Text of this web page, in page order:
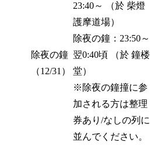
除夜の鐘
（12/31）
23:40～ （於 柴燈
護摩道場）
除夜の鐘：23:50～
翌0:40頃 （於 鐘楼
堂）
※除夜の鐘撞に参
加される方は整理
券あり/なしの列に
並んでください。